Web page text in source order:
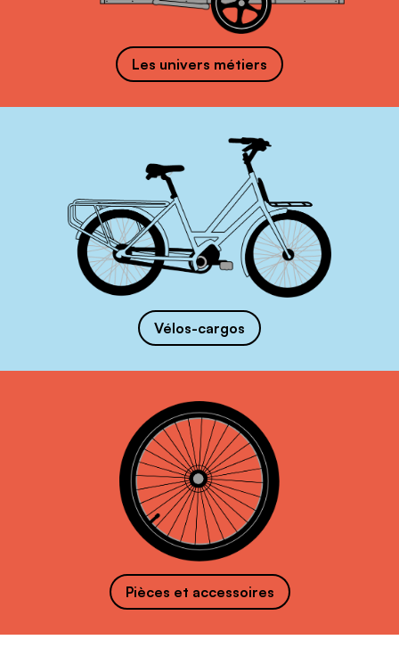
Les univers métiers
Vélos-cargos
Pièces et accessoires